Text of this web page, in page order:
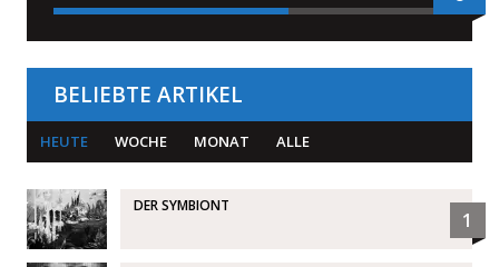
BELIEBTE ARTIKEL
HEUTE WOCHE MONAT ALLE
DER SYMBIONT
1